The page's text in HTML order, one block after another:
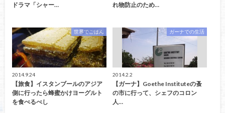
ドラマ「シャー…
れ物防止のため…
世界でごはん
2014.9.24
【旅食】イスタンブールのアジア
側に行ったら蜂蜜かけヨーグルト
を食べるべし
ガーナでの生活
2014.2.2
【ガーナ】Goethe Instituteの蚤
の市に行って、シェフのコロン
人…